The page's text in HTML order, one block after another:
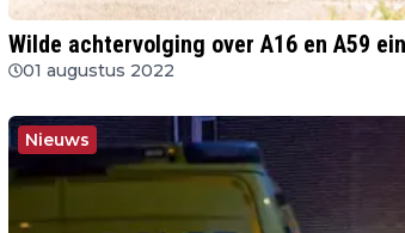
Wilde achtervolging over A16 en A59
01 augustus 2022
Nieuws